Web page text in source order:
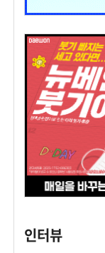
인터뷰